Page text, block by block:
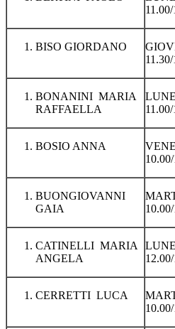
BISO GIORDANO
BONANINI MARIA
RAFFAELLA
BOSIO ANNA
BUONGIOVANNI
GAIA
CATINELLI MARIA
ANGELA
CERRETTI LUCA